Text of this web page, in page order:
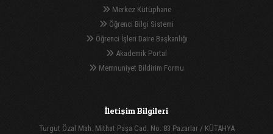
Merkez Kütüphane
Öğrenci Bilgi Sistemi
Öğrenci İşleri Daire Başkanlığı
Akademik Portal
Memnuniyet Bildirim Formu
İletişim Bilgileri
Turgut Özal Mah. Mithat Paşa Cad. No: 83 Pazarlar / KÜTAHYA